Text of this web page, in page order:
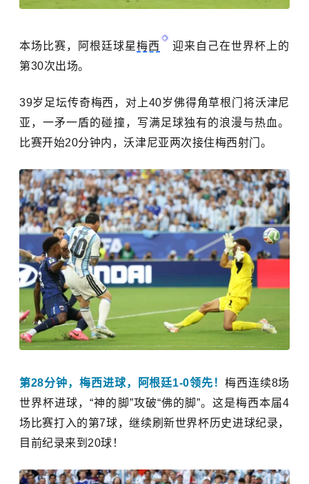
本场比赛，阿根廷球星梅西
迎来自己在世界杯上的
第30次出场。
39岁足坛传奇梅西，对上40岁佛得角草根门将沃津尼
亚，一矛一盾的碰撞，写满足球独有的浪漫与热血。
比赛开始20分钟内，沃津尼亚两次接住梅西射门。
第28分钟，梅西进球，阿根廷1-0领先！ 梅西连续8场
世界杯进球，“神的脚”攻破“佛的脚”。这是梅西本届4
场比赛打入的第7球，继续刷新世界杯历史进球纪录，
目前纪录来到20球！